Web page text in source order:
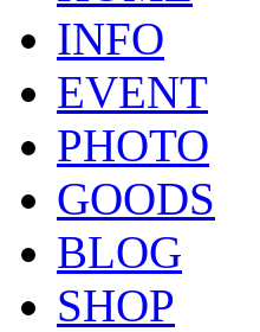
INFO
EVENT
PHOTO
GOODS
BLOG
SHOP